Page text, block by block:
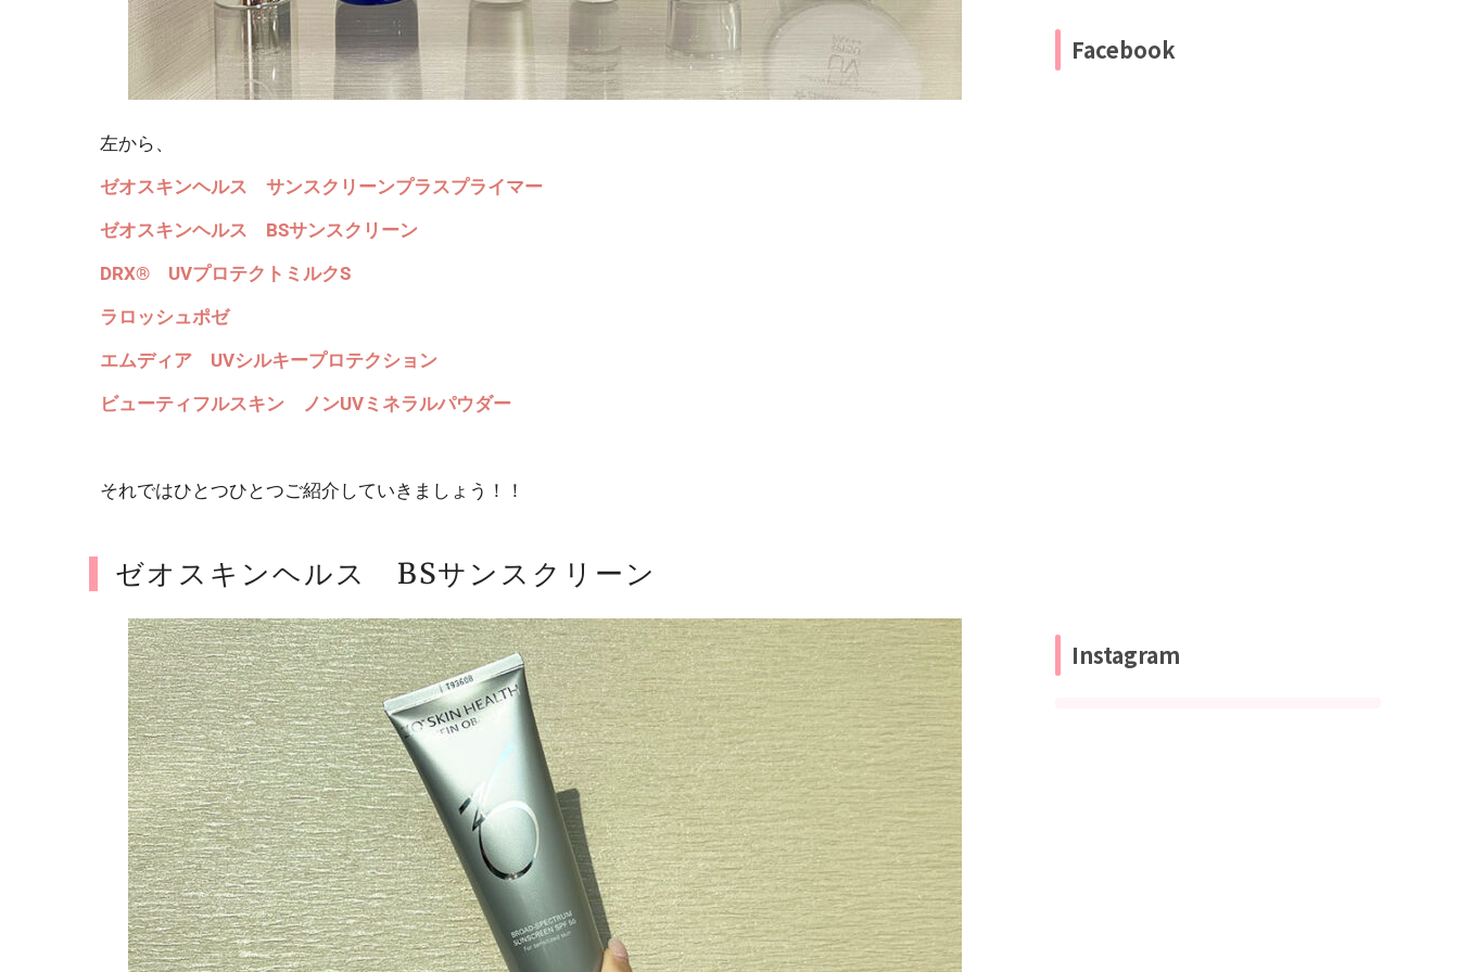
左から、
ゼオスキンヘルス サンスクリーンプラスプライマー
ゼオスキンヘルス BSサンスクリーン
DRX® UVプロテクトミルクS
ラロッシュポゼ
エムディア UVシルキープロテクション
ビューティフルスキン ノンUVミネラルパウダー
それではひとつひとつご紹介していきましょう！！
ゼオスキンヘルス BSサンスクリーン
Facebook
Instagram